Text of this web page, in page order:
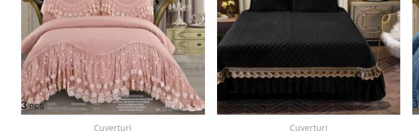
Cuverturi Cuverturi